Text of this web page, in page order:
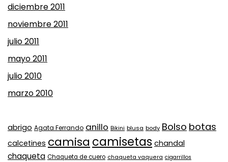
diciembre 2011
noviembre 2011
julio 2011
mayo 2011
julio 2010
marzo 2010
abrigo Agata Ferrando anillo Bikini blusa body Bolso botas
calcetines camisa camisetas chandal
chaqueta Chaqueta de cuero chaqueta vaquera cigarrillos